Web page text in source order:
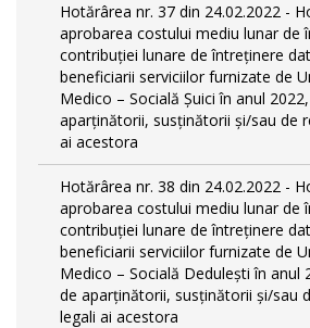
Hotărârea nr. 37 din 24.02.2022 -
aprobarea costului mediu lunar de
contribuției lunare de întreținere
beneficiarii serviciilor furnizate de
Medico – Socială Șuici în anul
aparținătorii, susținătorii și/sau de
ai acestora
Hotărârea nr. 38 din 24.02.2022 -
aprobarea costului mediu lunar de
contribuției lunare de întreținere
beneficiarii serviciilor furnizate de
Medico – Socială Dedulești în anul
de aparținătorii, susținătorii și/sau
legali ai acestora